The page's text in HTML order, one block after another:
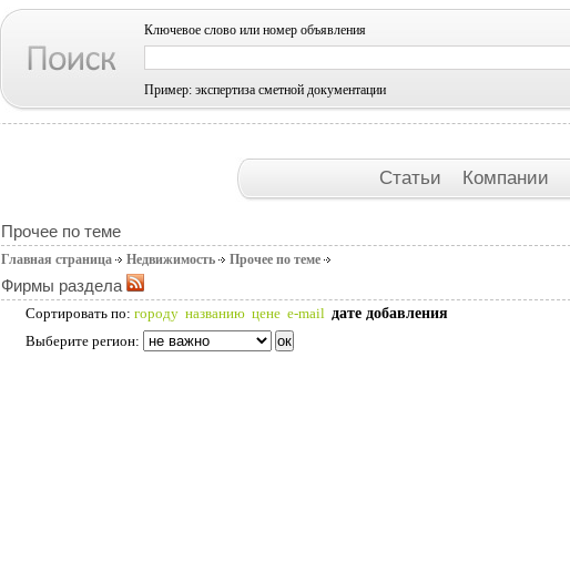
Ключевое слово или номер объявления
Пример: экспертиза сметной документации
Статьи Компании
Прочее по теме
Главная страница Недвижимость Прочее по теме
Фирмы раздела
Сортировать по: городу названию цене e-mail дате добавления
Выберите регион: